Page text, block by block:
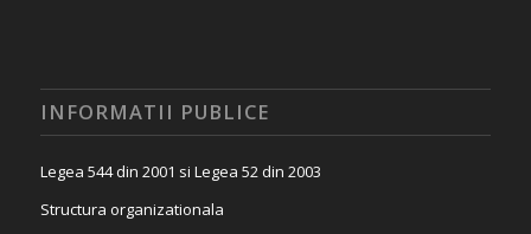
INFORMATII PUBLICE
Legea 544 din 2001 si Legea 52 din 2003
Structura organizationala